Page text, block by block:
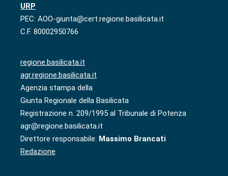
URP
PEC: AOO-giunta@cert.regione.basilicata.it
C.F. 80002950766
regione.basilicata.it
agr.regione.basilicata.it
Agenzia stampa della
Giunta Regionale della Basilicata
Registrazione n. 209/1995 al Tribunale di Potenza
agr@regione.basilicata.it
Direttore responsabile: Massimo Brancati
Redazione